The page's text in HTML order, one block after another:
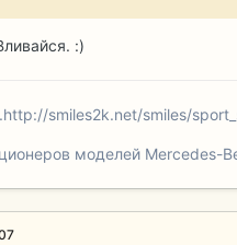
:)
http://smiles2k.net/smiles/
моделей Mercedes-